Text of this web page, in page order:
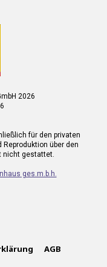
2026
für den privaten
Reproduktion über den
nicht gestattet.
ges.m.b.h.
AGB